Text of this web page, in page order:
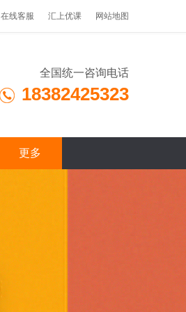
在线客服 汇上优课 网站地图
全国统一咨询电话
18382425323
更多